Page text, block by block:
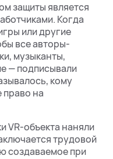
защиты является
Когда
или другие
все авторы-
музыканты,
— подписывали
кому
право на
VR-объекта наняли
трудовой
создаваемое при